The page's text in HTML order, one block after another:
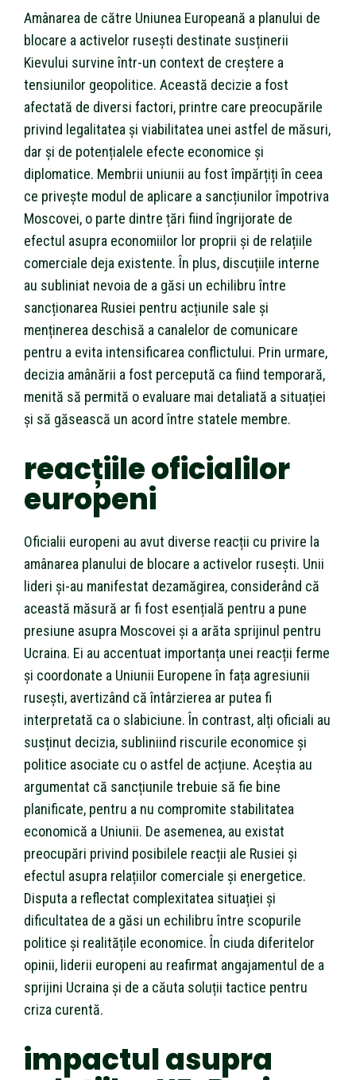
Amânarea de către Uniunea Europeană a planului de
blocare a activelor rusești destinate susținerii
Kievului survine într-un context de creștere a
tensiunilor geopolitice. Această decizie a fost
afectată de diversi factori, printre care preocupările
privind legalitatea și viabilitatea unei astfel de măsuri,
dar și de potențialele efecte economice și
diplomatice. Membrii uniunii au fost împărțiți în ceea
ce privește modul de aplicare a sancțiunilor împotriva
Moscovei, o parte dintre țări fiind îngrijorate de
efectul asupra economiilor lor proprii și de relațiile
comerciale deja existente. În plus, discuțiile interne
au subliniat nevoia de a găsi un echilibru între
sancționarea Rusiei pentru acțiunile sale și
menținerea deschisă a canalelor de comunicare
pentru a evita intensificarea conflictului. Prin urmare,
decizia amânării a fost percepută ca fiind temporară,
menită să permită o evaluare mai detaliată a situației
și să găsească un acord între statele membre.
reacțiile oficialilor
europeni
Oficialii europeni au avut diverse reacții cu privire la
amânarea planului de blocare a activelor rusești. Unii
lideri și-au manifestat dezamăgirea, considerând că
această măsură ar fi fost esențială pentru a pune
presiune asupra Moscovei și a arăta sprijinul pentru
Ucraina. Ei au accentuat importanța unei reacții ferme
și coordonate a Uniunii Europene în fața agresiunii
rusești, avertizând că întârzierea ar putea fi
interpretată ca o slabiciune. În contrast, alți oficiali au
susținut decizia, subliniind riscurile economice și
politice asociate cu o astfel de acțiune. Aceștia au
argumentat că sancțiunile trebuie să fie bine
planificate, pentru a nu compromite stabilitatea
economică a Uniunii. De asemenea, au existat
preocupări privind posibilele reacții ale Rusiei și
efectul asupra relațiilor comerciale și energetice.
Disputa a reflectat complexitatea situației și
dificultatea de a găsi un echilibru între scopurile
politice și realitățile economice. În ciuda diferitelor
opinii, liderii europeni au reafirmat angajamentul de a
sprijini Ucraina și de a căuta soluții tactice pentru
criza curentă.
impactul asupra